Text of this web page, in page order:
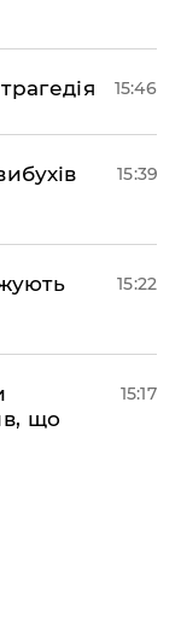
15:46
15:39
15:22
що
15:17